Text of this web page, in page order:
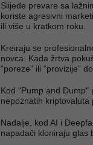
Slijede prevare sa
koriste agresivni
ili više u kratkom roku.
Kreiraju se
novca. Kada žrtva
“poreze” ili “provizije”
Kod "Pump and Dump"
nepoznatih kriptovaluta
Nadalje, kod AI i
napadači kloniraju glas